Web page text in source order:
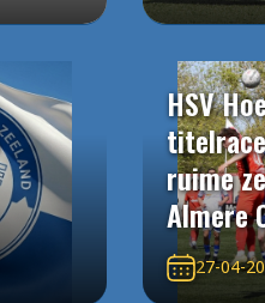
HSV
ruime
Almere
27-04-